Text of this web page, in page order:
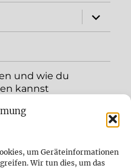
um Geräteinformationen
Wir tun dies, um das
öffnen
und wie du
kannst
öffnen